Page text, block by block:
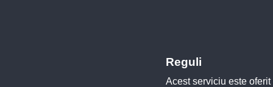
Reguli
Acest serviciu este oferit